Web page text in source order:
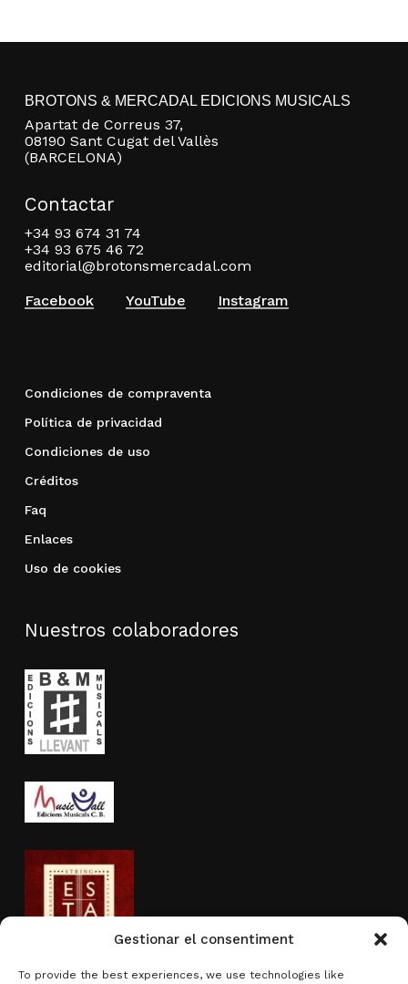
Gestionar el consentiment
To provide the best experiences, we use technologies like
BROTONS & MERCADAL EDICIONS MUSICALS
Apartat de Correus 37,
08190 Sant Cugat del Vallès
(BARCELONA)
Contactar
+34 93 674 31 74
+34 93 675 46 72
editorial@brotonsmercadal.com
Facebook
YouTube Instagram
Condiciones de compraventa
Política de privacidad
Condiciones de uso
Créditos
Faq
Enlaces
Uso de cookies
Nuestros colaboradores